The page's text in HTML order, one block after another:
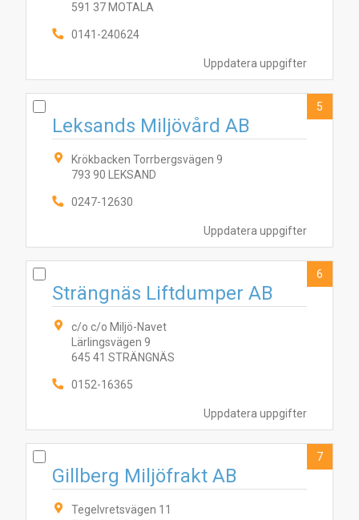
Uppdatera uppgifter
591 37 MOTALA
0141-240624
Uppdatera uppgifter
Leksands Miljövård AB
Krökbacken Torrbergsvägen 9
793 90 LEKSAND
0247-12630
5
Uppdatera uppgifter
Strängnäs Liftdumper AB
c/o c/o Miljö-Navet
Lärlingsvägen 9
645 41 STRÄNGNÄS
0152-16365
6
Gillberg Miljöfrakt AB
Tegelvretsvägen 11
7